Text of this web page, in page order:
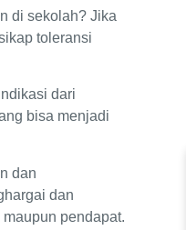
di sekolah? Jika
toleransi
dari
bisa menjadi
dan
dan
pendapat.